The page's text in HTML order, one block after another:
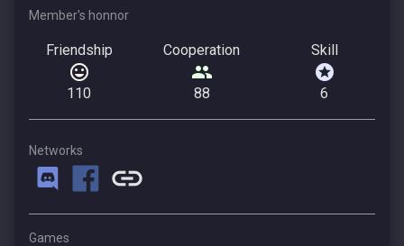
Member's honnor
Friendship
110
Cooperation
88
Skill
6
Networks
Games